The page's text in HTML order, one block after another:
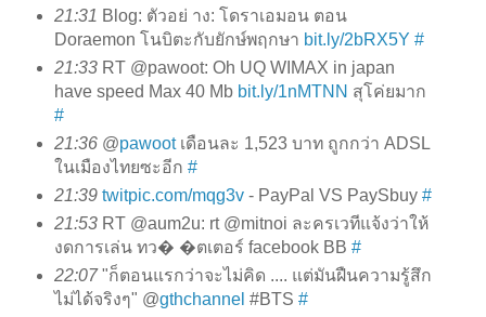
21:31 Blog: ตัวอย่ าง: โดราเอมอน ตอน
Doraemon โนบิตะกับยักษ์พฤกษา bit.ly/2bRX5Y #
21:33RT @pawoot: Oh UQ WIMAX in japan
have speed Max 40 Mb bit.ly/1nMTNN สุโค่ยมาก
#
21:36@pawootเดือนละ 1,523 บาท ถูกกว่า ADSL
ในเมืองไทยซะอีก #
21:39 twitpic.com/mqg3v- PayPal VS PaySbuy #
21:53RT @aum2u: rt @mitnoi ละครเวทีแจ้งว่าให้
งดการเล่น ทว� �ตเตอร์ facebook BB #
22:07"ก็ตอนแรกว่าจะไม่คิด .... แต่มันฝืนความรู้สึก
ไม่ได้จริงๆ" @gthchannel #BTS #